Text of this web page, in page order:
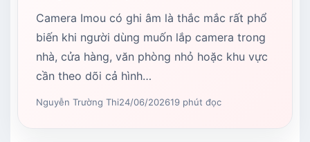
Camera Imou có ghi âm là thắc mắc rất phổ
biến khi người dùng muốn lắp camera trong
nhà, cửa hàng, văn phòng nhỏ hoặc khu vực
cần theo dõi cả hình…
Nguyễn Trường Thi24/06/202619 phút đọc